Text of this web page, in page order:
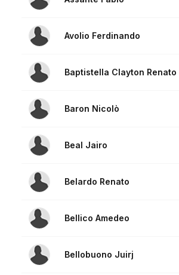
Avolio Ferdinando
Baptistella Clayton Renato
Baron Nicolò
Beal Jairo
Belardo Renato
Bellico Amedeo
Bellobuono Juirj